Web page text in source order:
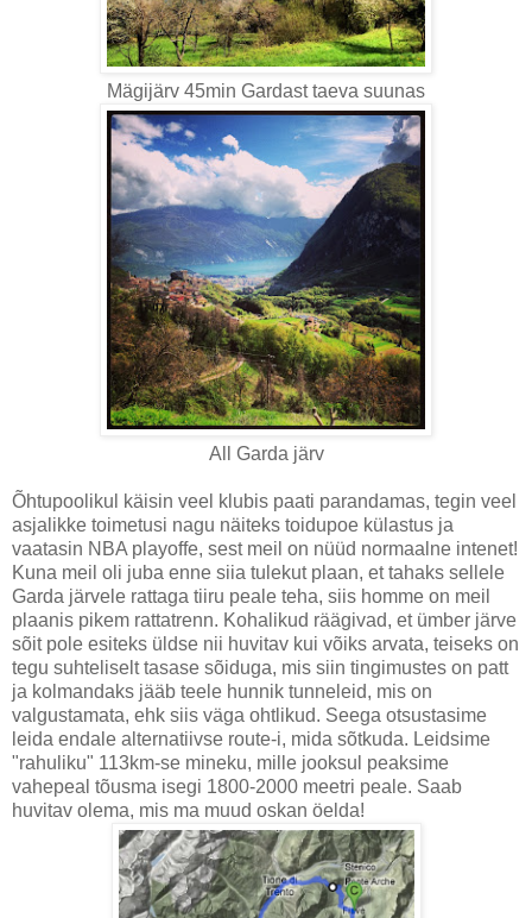
Mägijärv 45min Gardast taeva suunas
All Garda järv
Õhtupoolikul käisin veel klubis paati parandamas, tegin veel
asjalikke toimetusi nagu näiteks toidupoe külastus ja
vaatasin NBA playoffe, sest meil on nüüd normaalne intenet!
Kuna meil oli juba enne siia tulekut plaan, et tahaks sellele
Garda järvele rattaga tiiru peale teha, siis homme on meil
plaanis pikem rattatrenn. Kohalikud räägivad, et ümber järve
sõit pole esiteks üldse nii huvitav kui võiks arvata, teiseks on
tegu suhteliselt tasase sõiduga, mis siin tingimustes on patt
ja kolmandaks jääb teele hunnik tunneleid, mis on
valgustamata, ehk siis väga ohtlikud. Seega otsustasime
leida endale alternatiivse route-i, mida sõtkuda. Leidsime
"rahuliku" 113km-se mineku, mille jooksul peaksime
vahepeal tõusma isegi 1800-2000 meetri peale. Saab
huvitav olema, mis ma muud oskan öelda!